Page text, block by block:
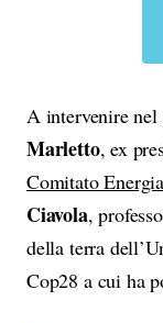
A intervenire
Marletto, ex
Comitato
Ciavola,
della terra
Cop28 a cui ha